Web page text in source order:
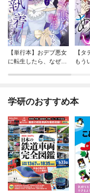
【単行本】おデブ悪女
に転生したら、なぜか
【
もう
学研のおすすめ本